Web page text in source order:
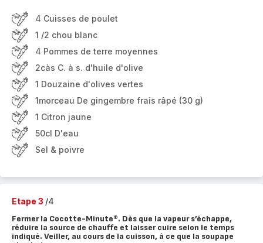
4 Cuisses de poulet
1 /2 chou blanc
4 Pommes de terre moyennes
2càs C. à s. d'huile d'olive
1 Douzaine d'olives vertes
1morceau De gingembre frais râpé (30 g)
1 Citron jaune
50cl D'eau
Sel & poivre
Etape 3 /4
Fermer la Cocotte-Minute®. Dès que la vapeur s’échappe,
réduire la source de chauffe et laisser cuire selon le temps
indiqué. Veiller, au cours de la cuisson, à ce que la soupape